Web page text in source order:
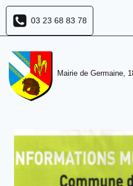
Aller
contenu
03 23 68 83 78
Mairie de Germaine,